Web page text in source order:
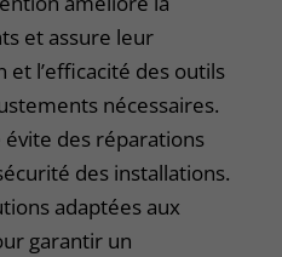
et assure leur
l’efficacité des outils
nécessaires.
des réparations
des installations.
adaptées aux
garantir un